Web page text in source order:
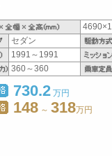
セダン
1991～1991
360～360
730.2 万円
148 ～ 318万円